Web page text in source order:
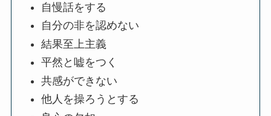
自慢話をする
自分の非を認めない
結果至上主義
平然と嘘をつく
共感ができない
他人を操ろうとする